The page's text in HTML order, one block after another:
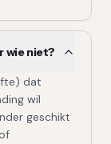
wie niet?
dat
wil
geschikt